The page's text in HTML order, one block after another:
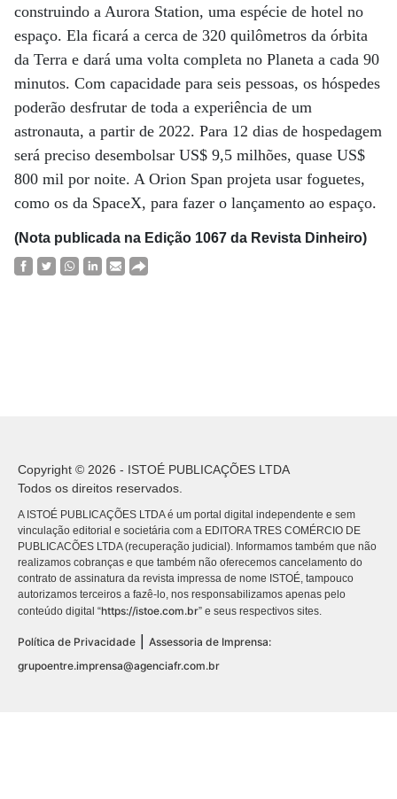
construindo a Aurora Station, uma espécie de hotel no
espaço. Ela ficará a cerca de 320 quilômetros da órbita
da Terra e dará uma volta completa no Planeta a cada 90
minutos. Com capacidade para seis pessoas, os hóspedes
poderão desfrutar de toda a experiência de um
astronauta, a partir de 2022. Para 12 dias de hospedagem
será preciso desembolsar US$ 9,5 milhões, quase US$
800 mil por noite. A Orion Span projeta usar foguetes,
como os da SpaceX, para fazer o lançamento ao espaço.
(Nota publicada na Edição 1067 da Revista Dinheiro)
Copyright © 2026 - ISTOÉ PUBLICAÇÕES LTDA
Todos os direitos reservados.
A ISTOÉ PUBLICAÇÕES LTDA é um portal digital independente e sem
vinculação editorial e societária com a EDITORA TRES COMÉRCIO DE
PUBLICACÕES LTDA (recuperação judicial). Informamos também que não
realizamos cobranças e que também não oferecemos cancelamento do
contrato de assinatura da revista impressa de nome ISTOÉ, tampouco
autorizamos terceiros a fazê-lo, nos responsabilizamos apenas pelo
conteúdo digital “https://istoe.com.br” e seus respectivos sites.
Política de Privacidade | Assessoria de Imprensa:
grupoentre.imprensa@agenciafr.com.br